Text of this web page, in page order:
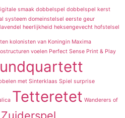
smaak dobbelspel dobbelspel kerst
systeem domeinstelsel eerste geur
heerlijkheid heksengevecht hofstelsel
kolonisten van Koningin Maxima
voelen Perfect Sense Print & Play
met Sinterklaas Spiel surprise
Tetteretet Wanderers of
Zuiderspel